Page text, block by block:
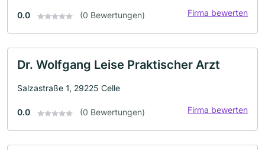
0.0 (0 Bewertungen) Firma bewerten
Dr. Wolfgang Leise Praktischer Arzt
Salzastraße 1, 29225 Celle
0.0 (0 Bewertungen) Firma bewerten